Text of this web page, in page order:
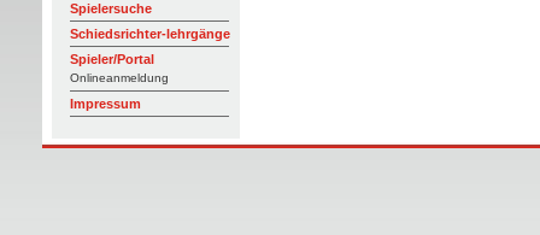
Spielersuche
Schiedsrichter-lehrgänge
Spieler/Portal
Onlineanmeldung
Impressum